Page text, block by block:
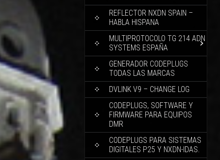
REFLECTOR NXDN SPAIN –
HABLA HISPANA
MULTIPROTOCOLO TG 214 ADN
SYSTEMS ESPAÑA
GENERADOR CODEPLUGS
TODAS LAS MARCAS
DVLINK V9 – CHANGE LOG
CODEPLUGS, SOFTWARE Y
FIRMWARE PARA EQUIPOS
DMR
CODEPLUGS PARA SISTEMAS
DIGITALES P25 Y NXDN-IDAS.